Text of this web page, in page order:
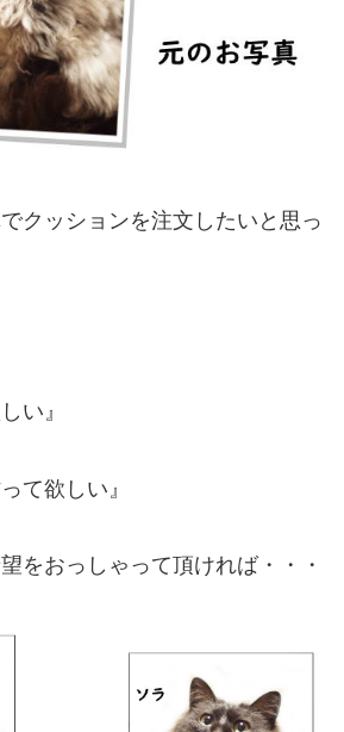
クッションを注文したいと思っ
い』
て欲しい』
をおっしゃって頂ければ・・・